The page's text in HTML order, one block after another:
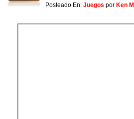
Posteado En: Juegos por Ken